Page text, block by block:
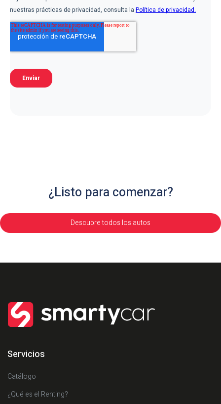
¿Listo para comenzar?
Descubre todos los autos
Servicios
Catálogo
¿Qué es el Renting?